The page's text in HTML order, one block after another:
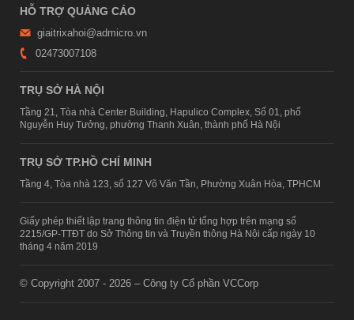
HỖ TRỢ QUẢNG CÁO
giaitrixahoi@admicro.vn
02473007108
TRỤ SỞ HÀ NỘI
Tầng 21, Tòa nhà Center Building, Hapulico Complex, Số 01, phố
Nguyễn Huy Tưởng, phường Thanh Xuân, thành phố Hà Nội
TRỤ SỞ TP.HỒ CHÍ MINH
Tầng 4, Tòa nhà 123, số 127 Võ Văn Tần, Phường Xuân Hòa, TPHCM
Giấy phép thiết lập trang thông tin điện tử tổng hợp trên mạng số
2215/GP-TTĐT do Sở Thông tin và Truyền thông Hà Nội cấp ngày 10
tháng 4 năm 2019
© Copyright 2007 - 2026 – Công ty Cổ phần VCCorp